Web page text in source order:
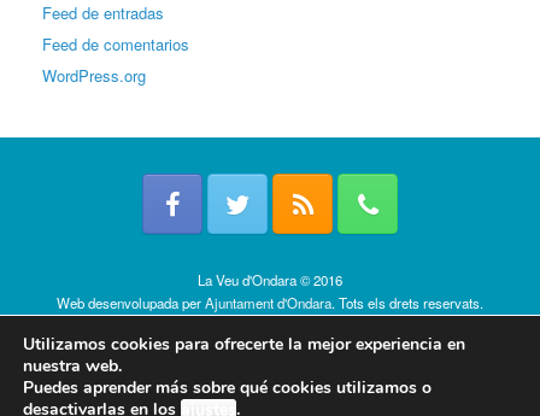
Feed de entradas
Feed de comentarios
WordPress.org
La Veu d'Ondara © 2016
Web desenvolupada perAjuntament d'Ondara. Tots els drets reservats.
Utilizamos cookies para ofrecerte la mejor experiencia en
nuestra web.
Puedes aprender más sobre qué cookies utilizamos o
desactivarlas en los ajustes.